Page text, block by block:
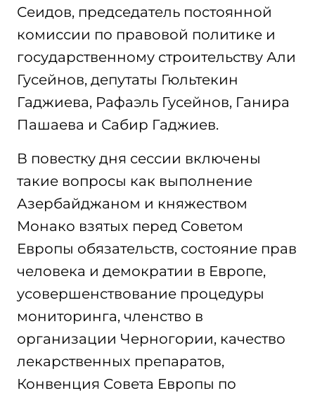
Сеидов, председатель постоянной
комиссии по правовой политике и
государственному строительству Али
Гусейнов, депутаты Гюльтекин
Гаджиева, Рафаэль Гусейнов, Ганира
Пашаева и Сабир Гаджиев.
В повестку дня сессии включены
такие вопросы как выполнение
Азербайджаном и княжеством
Монако взятых перед Советом
Европы обязательств, состояние прав
человека и демократии в Европе,
усовершенствование процедуры
мониторинга, членство в
организации Черногории, качество
лекарственных препаратов,
Конвенция Совета Европы по